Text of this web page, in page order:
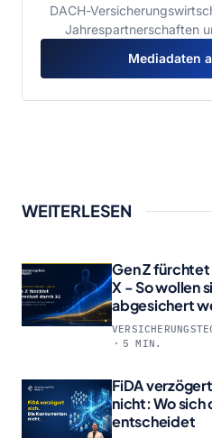
DACH-
Jahrespartnerschaften
Mediadaten
WEITERLESEN
Gen Z
X - So wollen
abgesichert
5 MIN.
FiDA
nicht: Wo
entscheidet